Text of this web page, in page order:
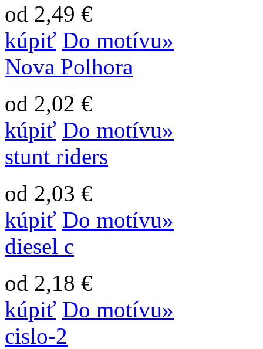
od 2,49 €
kúpiť Do motívu»
Nova Polhora
od 2,02 €
kúpiť Do motívu»
stunt riders
od 2,03 €
kúpiť Do motívu»
diesel c
od 2,18 €
kúpiť Do motívu»
cislo-2